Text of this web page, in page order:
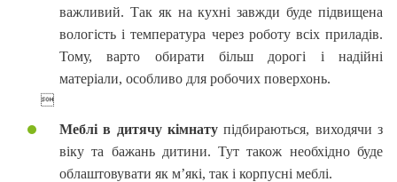
важливий. Так як на кухні завжди буде підвищена
вологість і температура через роботу всіх приладів.
Тому, варто обирати більш дорогі і надійні
матеріали, особливо для робочих поверхонь.

Меблі в дитячу кімнату підбираються, виходячи з
віку та бажань дитини. Тут також необхідно буде
облаштовувати як м’які, так і корпусні меблі.